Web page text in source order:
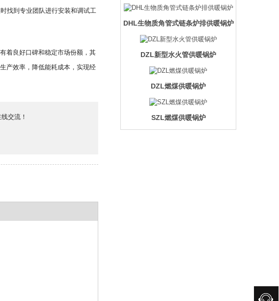
找到专业团队进行安装和调试工
着良好口碑和稳定市场份额，其
产效率，降低能耗成本，实现经
交流！
DHL生物质角管式链条炉排供暖锅炉
DZL新型水火管供暖锅炉
DZL燃煤供暖锅炉
SZL燃煤供暖锅炉